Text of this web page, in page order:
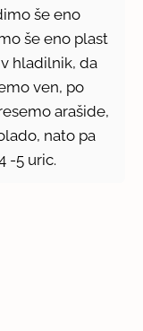
še eno
še eno plast
hladilnik, da
ven, po
arašide,
nato pa
-5 uric.